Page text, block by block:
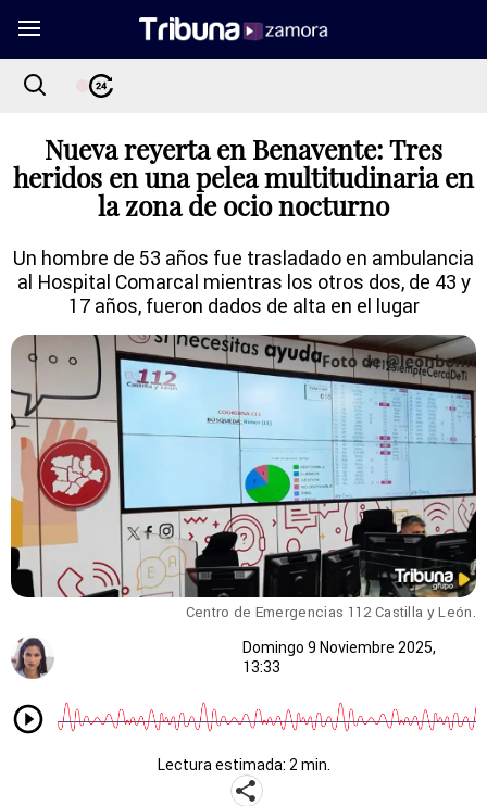
Nueva reyerta en Benavente: Tres
heridos en una pelea multitudinaria en
la zona de ocio nocturno
Un hombre de 53 años fue trasladado en ambulancia
al Hospital Comarcal mientras los otros dos, de 43 y
17 años, fueron dados de alta en el lugar
Centro de Emergencias 112 Castilla y León.
Domingo 9 Noviembre 2025,
13:33
Lectura estimada: 2 min.